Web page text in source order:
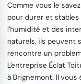
Comme vous le
pour durer et stables
l’humidité et des
naturels, ils peuvent
rencontre un
L'entreprise Éclat
à Brignemont. Il